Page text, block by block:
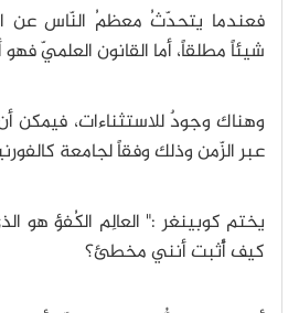
فعندما يتحدّثُ معظمُ النّاس عن
شيئاً مطلقاً، أما القانون العلميّ فهو
وهناك وجودٌ للاستثناءات، فيمكن
عبر الزّمن وذلك وفقاً لجامعة
يختم كوبينغر :" العالِم الكُفؤ هو
كيف أُثبت أنني مخطئ؟